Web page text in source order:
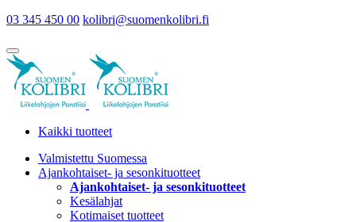
03 345 450 00 kolibri@suomenkolibri.fi
Kaikki tuotteet
Valmistettu Suomessa
Ajankohtaiset- ja sesonkituotteet
Ajankohtaiset- ja sesonkituotteet
Kesälahjat
Kotimaiset tuotteet